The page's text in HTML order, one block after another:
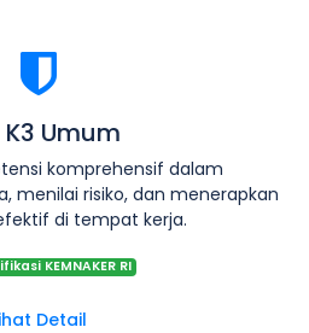
Umum
komprehensif dalam
menilai risiko, dan menerapkan
di tempat kerja.
KEMNAKER RI
Detail